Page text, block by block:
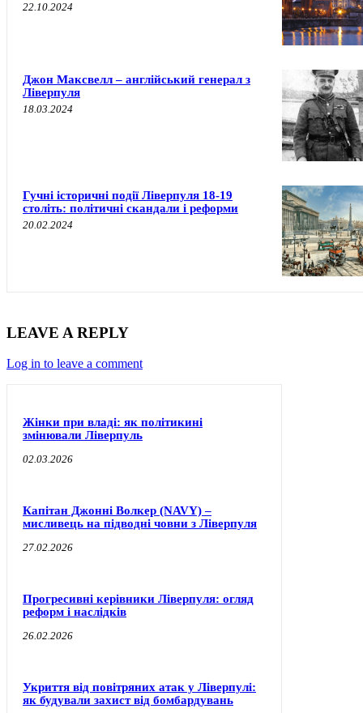
22.10.2024
Джон Максвелл – англійський генерал з
Ліверпуля
18.03.2024
Гучні історичні події Ліверпуля 18-19
століть: політичні скандали і реформи
20.02.2024
LEAVE A REPLY
Log in to leave a comment
Жінки при владі: як політикині
змінювали Ліверпуль
02.03.2026
Капітан Джонні Волкер (NAVY) –
мисливець на підводні човни з Ліверпуля
27.02.2026
Прогресивні керівники Ліверпуля: огляд
реформ і наслідків
26.02.2026
Укриття від повітряних атак у Ліверпулі:
як будували захист від бомбардувань